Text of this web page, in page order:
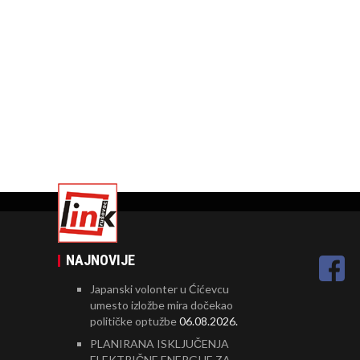
NAJNOVIJE
Japanski volonter u Ćićevcu
umesto izložbe mira dočekao
političke optužbe06.08.2026.
PLANIRANA ISKLJUČENJA